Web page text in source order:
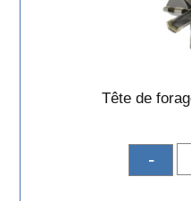
Tête de
-